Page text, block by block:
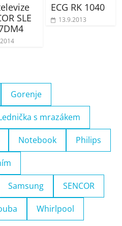
SLE
ECG RK 1040
13.9.2013
Gorenje
s mrazákem
Notebook Philips
Samsung SENCOR
Whirlpool